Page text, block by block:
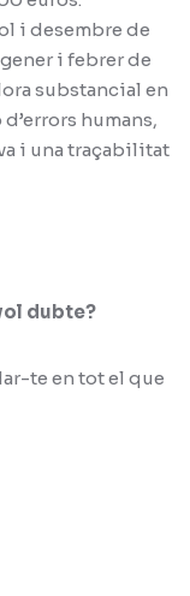
i desembre de
i febrer de
substancial en
humans,
i una traçabilitat
dubte?
te en tot el que